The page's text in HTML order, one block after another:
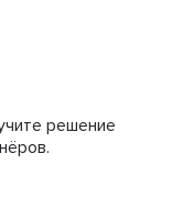
решение